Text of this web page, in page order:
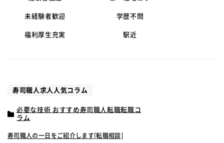
未経験者歓迎 学歴不問
福利厚生充実 駅近
寿司職人求人人気コラム
必要な技術 おすすめ寿司職人転職転職コ
ラム
寿司職人の一日をご紹介します[転職相談]